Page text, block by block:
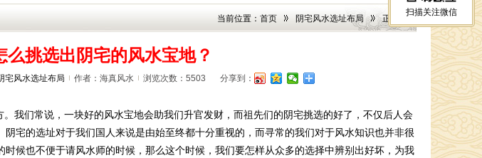
当前位置： 首页 阴宅风水选址布局 正文
么挑选出阴宅的风水宝地？
宅风水选址布局 作者：海真风水 浏览次数：5503 分享到：
我们常说，一块好的风水宝地会助我们升官发财，而祖先们的阴宅挑选的好了，不仅后人会
宅的选址对于我们国人来说是由始至终都十分重视的，而寻常的我们对于风水知识也并非很
候也不便于请风水师的时候，那么这个时候，我们要怎样从众多的选择中辨别出好坏，为我
扫描关注微信